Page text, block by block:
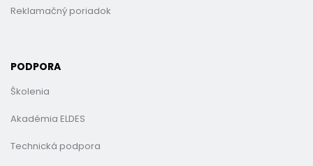
Reklamačný poriadok
PODPORA
Školenia
Akadémia ELDES
Technická podpora